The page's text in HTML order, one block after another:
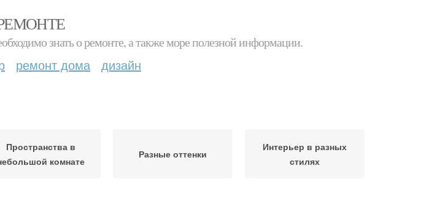
знать о ремонте, а также море полезной информации.
ремонт дома дизайн
Пространства в
комнате
Разные оттенки
Интерьер в разных
стилях